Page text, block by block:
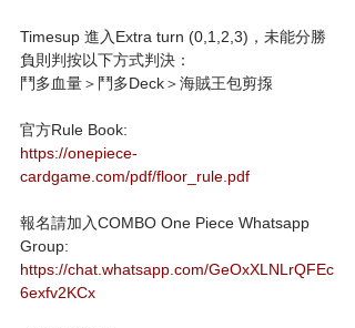
Timesup 進入Extra turn (0,1,2,3)，未能分勝
負則判按以下方式判決：
鬥多血量＞鬥多Deck＞海賊王包剪揼
官方Rule Book:
https://onepiece-
cardgame.com/pdf/floor_rule.pdf
報名請加入COMBO One Piece Whatsapp
Group:
https://chat.whatsapp.com/GeOxXLNLrQFEc
6exfv2KCx